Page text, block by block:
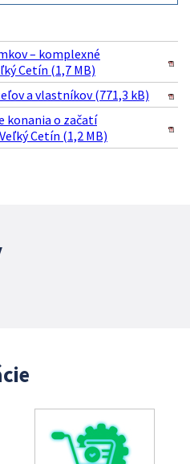
– komplexné
Cetín (1,7 MB)
a vlastníkov (771,3 kB)
konania o začatí
Cetín (1,2 MB)